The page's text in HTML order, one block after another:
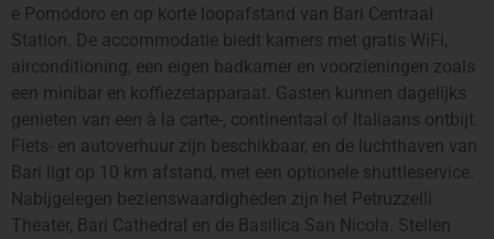
e Pomodoro en op korte loopafstand van Bari Centraal
Station. De accommodatie biedt kamers met gratis WiFi,
airconditioning, een eigen badkamer en voorzieningen zoals
een minibar en koffiezetapparaat. Gasten kunnen dagelijks
genieten van een à la carte-, continentaal of Italiaans ontbijt.
Fiets- en autoverhuur zijn beschikbaar, en de luchthaven van
Bari ligt op 10 km afstand, met een optionele shuttleservice.
Nabijgelegen bezienswaardigheden zijn het Petruzzelli
Theater, Bari Cathedral en de Basilica San Nicola. Stellen